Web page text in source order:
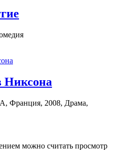
Никсона
Франция, 2008, Драма,
можно считать просмотр